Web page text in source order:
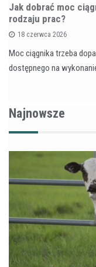
Jak dobrać moc
rodzaju prac?
18 czerwca 2026
Moc ciągnika trzeba
dostępnego na
Najnowsze